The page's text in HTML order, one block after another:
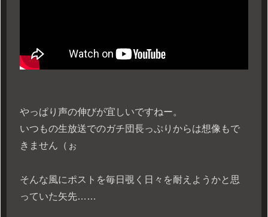
やっぱり声の伸びが宜しいですねー。
いつもの生放送でのガチ団長っぷりからは想像もで
きません（ぉ
そんな風にポストを毎日覗く日々を耐えようかと思
っていた矢先……